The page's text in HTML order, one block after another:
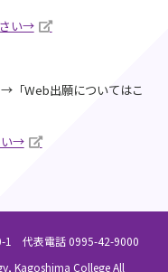
さい→
→「Web出願についてはこ
い→
1 代表電話 0995-42-9000
Kagoshima College All